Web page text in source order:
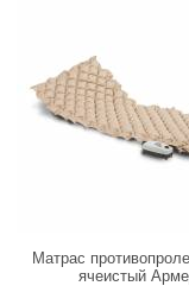
Матрас
ячеистый